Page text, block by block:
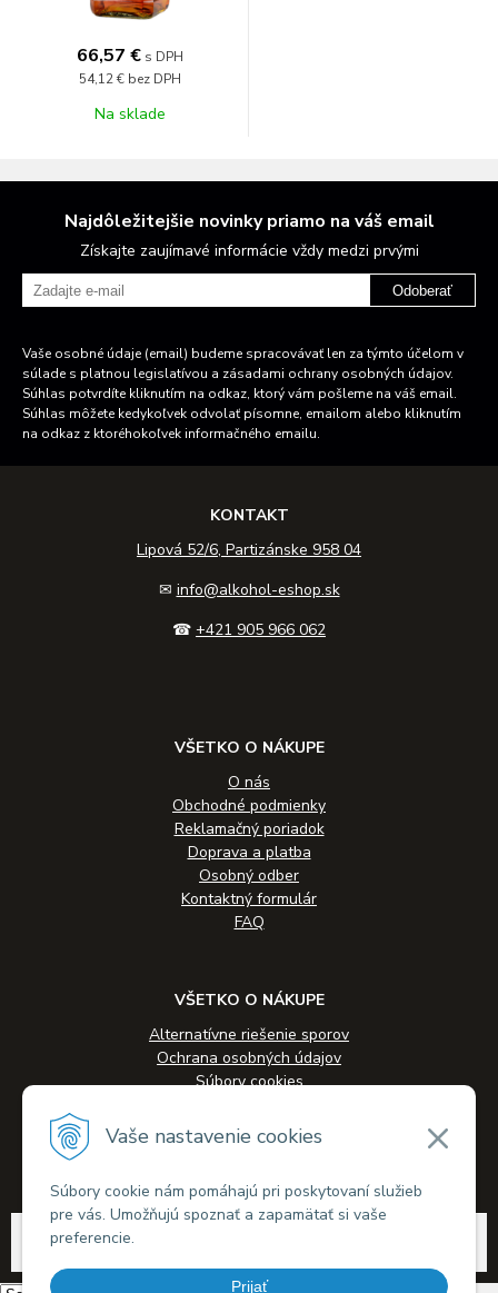
Vaše nastavenie cookies
Súbory cookie nám pomáhajú pri poskytovaní služieb
pre vás. Umožňujú spoznať a zapamätať si vaše
preferencie.
Prijať
66,57 € s DPH
54,12 € bez DPH
Na sklade
Najdôležitejšie novinky priamo na váš email
Získajte zaujímavé informácie vždy medzi prvými
Odoberať
Vaše osobné údaje (email) budeme spracovávať len za týmto účelom v
súlade s platnou legislatívou a zásadami ochrany osobných údajov.
Súhlas potvrdíte kliknutím na odkaz, ktorý vám pošleme na váš email.
Súhlas môžete kedykoľvek odvolať písomne, emailom alebo kliknutím
na odkaz z ktoréhokoľvek informačného emailu.
KONTAKT
Lipová 52/6, Partizánske 958 04
✉ info@alkohol-eshop.sk
☎ +421 905 966 062
VŠETKO O NÁKUPE
O nás
Obchodné podmienky
Reklamačný poriadok
Doprava a platba
Osobný odber
Kontaktný formulár
FAQ
VŠETKO O NÁKUPE
Alternatívne riešenie sporov
Ochrana osobných údajov
Súbory cookies
Veľkoobchodná spolupráca
© 2026 Alkohol-eshop.sk •